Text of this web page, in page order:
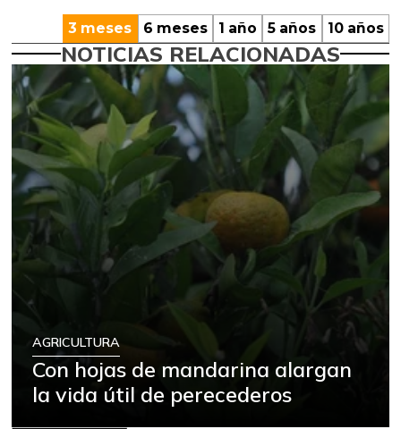
3 meses 6 meses 1 año 5 años 10 años
NOTICIAS RELACIONADAS
AGRICULTURA
Con hojas de mandarina alargan
la vida útil de perecederos